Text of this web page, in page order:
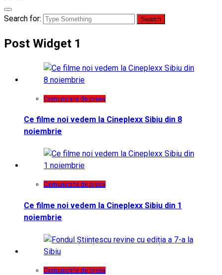
Search for:
Post Widget 1
Comunicate de presa
Ce filme noi vedem la Cineplexx Sibiu din 8
noiembrie
Comunicate de presa
Ce filme noi vedem la Cineplexx Sibiu din 1
noiembrie
Comunicate de presa